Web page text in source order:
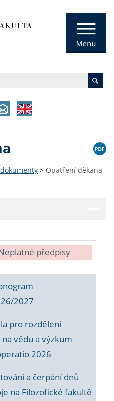
> Opatření děkana
předpisy
2027
pro rozdělení
vědu a výzkum
2026
a čerpání dnů
na Filozofické fakultě